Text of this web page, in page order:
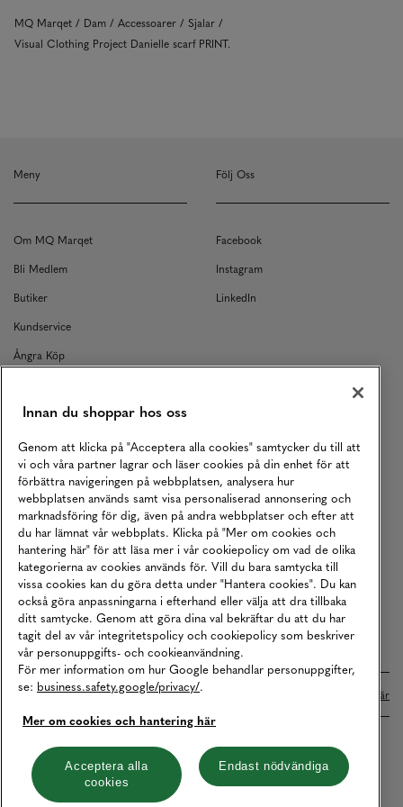
MQ Marqet Dam Accessoarer
Sjalar
Visual Clothing Project Danielle scarf PRINT.
Meny
Om MQ Marqet
Bli Medlem
Butiker
Kundservice
Ångra Köp
Returer
Köpvillkor
Karriär
Vårt Ansvar
Våra Tjänster
Press
Studentrabatt
B2B
Tillgänglighetsredogörelse
Följ Oss
Facebook
Instagram
LinkedIn
Betalningar online sköts i samarbete med Klarna. Läs mer här
Cookies Integritetspolicy
Hantera cookies
Innan du shoppar hos oss
Genom att klicka på "Acceptera alla cookies" samtycker du till att
vi och våra partner lagrar och läser cookies på din enhet för att
förbättra navigeringen på webbplatsen, analysera hur
webbplatsen används samt visa personaliserad annonsering och
marknadsföring för dig, även på andra webbplatser och efter att
du har lämnat vår webbplats. Klicka på "Mer om cookies och
hantering här" för att läsa mer i vår cookiepolicy om vad de olika
kategorierna av cookies används för. Vill du bara samtycka till
vissa cookies kan du göra detta under "Hantera cookies". Du kan
också göra anpassningarna i efterhand eller välja att dra tillbaka
ditt samtycke. Genom att göra dina val bekräftar du att du har
tagit del av vår integritetspolicy och cookiepolicy som beskriver
vår personuppgifts- och cookieanvändning.
För mer information om hur Google behandlar personuppgifter,
se: business.safety.google/privacy/.
Mer om cookies och hantering här
Acceptera alla
cookies
Endast nödvändiga